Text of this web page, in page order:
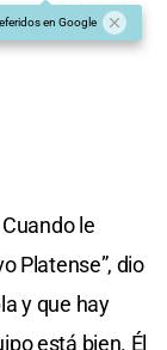
en Google
le
Platense”, dio
y que hay
está bien. Él